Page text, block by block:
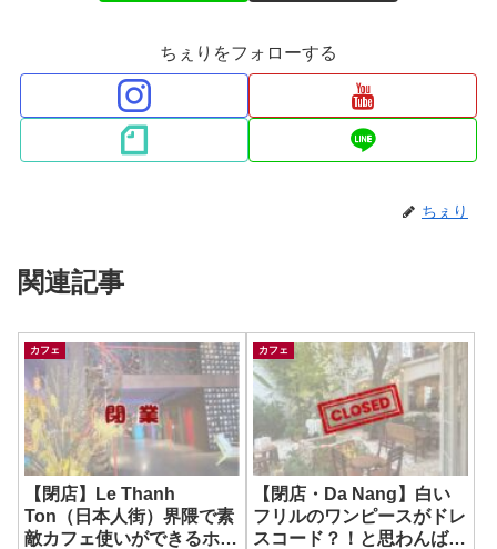
ちぇりをフォローする
ちぇり
関連記事
カフェ
【閉店】Le Thanh
Ton（日本人街）界隈で素
敵カフェ使いができるホテ
カフェ
【閉店・Da Nang】白い
フリルのワンピースがドレ
スコード？！と思わんばか